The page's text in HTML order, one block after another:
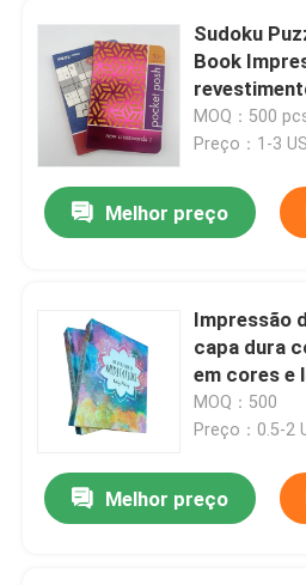
Sudoku
Book
MOQ：500
Preço：1-3
Melhor preço
Impressão
capa dura
em cores e
MOQ：500
Preço：0.5-2
Melhor preço